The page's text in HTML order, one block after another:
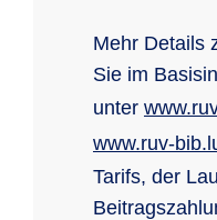
Mehr Details
Sie im
unter
www.ruv-
Tarifs, der